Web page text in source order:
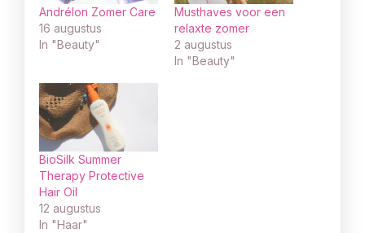
Andrélon Zomer Care
16 augustus
In "Beauty"
Musthaves voor een
relaxte zomer
2 augustus
In "Beauty"
BioSilk Summer
Therapy Protective
Hair Oil
12 augustus
In "Haar"